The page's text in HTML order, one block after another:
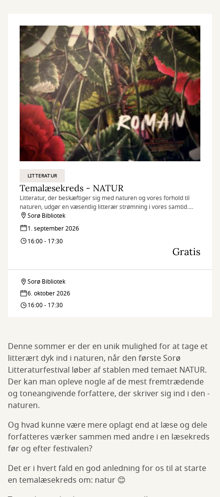
LITTERATUR
Temalæsekreds - NATUR
Litteratur, der beskæftiger sig med naturen og vores forhold til
naturen, udgør en væsentlig litterær strømning i vores samtid.
Forståeligt nok, for det er en tid, hvor begrebet om natur for alvor
er til genforhandling såvel i filosofi og storpolitik som i vores
daglige liv og hverdag.
Sorø Bibliotek
1. september 2026
16:00 - 17:30
Gratis
Temalæsekreds
-
Sorø Bibliotek
6. oktober 2026
16:00 - 17:30
Denne sommer er der en unik mulighed for at tage et
litterært dyk ind i naturen, når den første Sorø
Litteraturfestival løber af stablen med temaet NATUR.
Der kan man opleve nogle af de mest fremtrædende
og toneangivende forfattere, der skriver sig ind i den -
naturen.
Og hvad kunne være mere oplagt end at læse og dele
forfatteres værker sammen med andre i en læsekreds
før og efter festivalen?
Det er i hvert fald en god anledning for os til at starte
en temalæsekreds om: natur 😊